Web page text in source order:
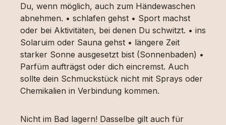
Du, wenn möglich, auch zum Händewaschen
abnehmen. • schlafen gehst • Sport machst
oder bei Aktivitäten, bei denen Du schwitzt. • ins
Solaruim oder Sauna gehst • längere Zeit
starker Sonne ausgesetzt bist (Sonnenbaden) •
Parfüm aufträgst oder dich eincremst. Auch
sollte dein Schmuckstück nicht mit Sprays oder
Chemikalien in Verbindung kommen.
Nicht im Bad lagern! Dasselbe gilt auch für